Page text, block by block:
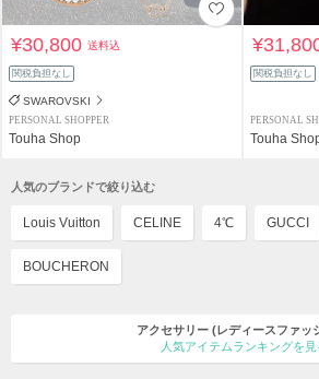
¥30,800送料込
関税負担なし
SWAROVSKI
PERSONAL SHOPPER
Touha Shop
関税負担なし
PERSONAL
Touha
人気のブランドで絞り込む
Louis Vuitton CELINE 4℃ GUCCI
BOUCHERON
アクセサリー (レディースファッ
人気アイテムランキングを見